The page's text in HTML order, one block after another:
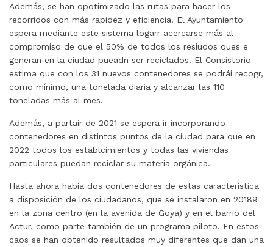
Además, se han opotimizado las rutas para hacer los
recorridos con más rapidez y eficiencia. El Ayuntamiento
espera mediante este sistema logarr acercarse más al
compromiso de que el 50% de todos los resiudos ques e
generan en la ciudad pueadn ser reciclados. El Consistorio
estima que con los 31 nuevos contenedores se podrái recogr,
como mínimo, una tonelada diaria y alcanzar las 110
toneladas más al mes.
Además, a partair de 2021 se espera ir incorporando
contenedores en distintos puntos de la ciudad para que en
2022 todos los establcimientos y todas las viviendas
particulares puedan reciclar su materia orgánica.
Hasta ahora había dos contenedores de estas característica
a disposición de los ciudadanos, que se instalaron en 20189
en la zona centro (en la avenida de Goya) y en el barrio del
Actur, como parte también de un programa piloto. En estos
caos se han obtenido resultados muy diferentes que dan una